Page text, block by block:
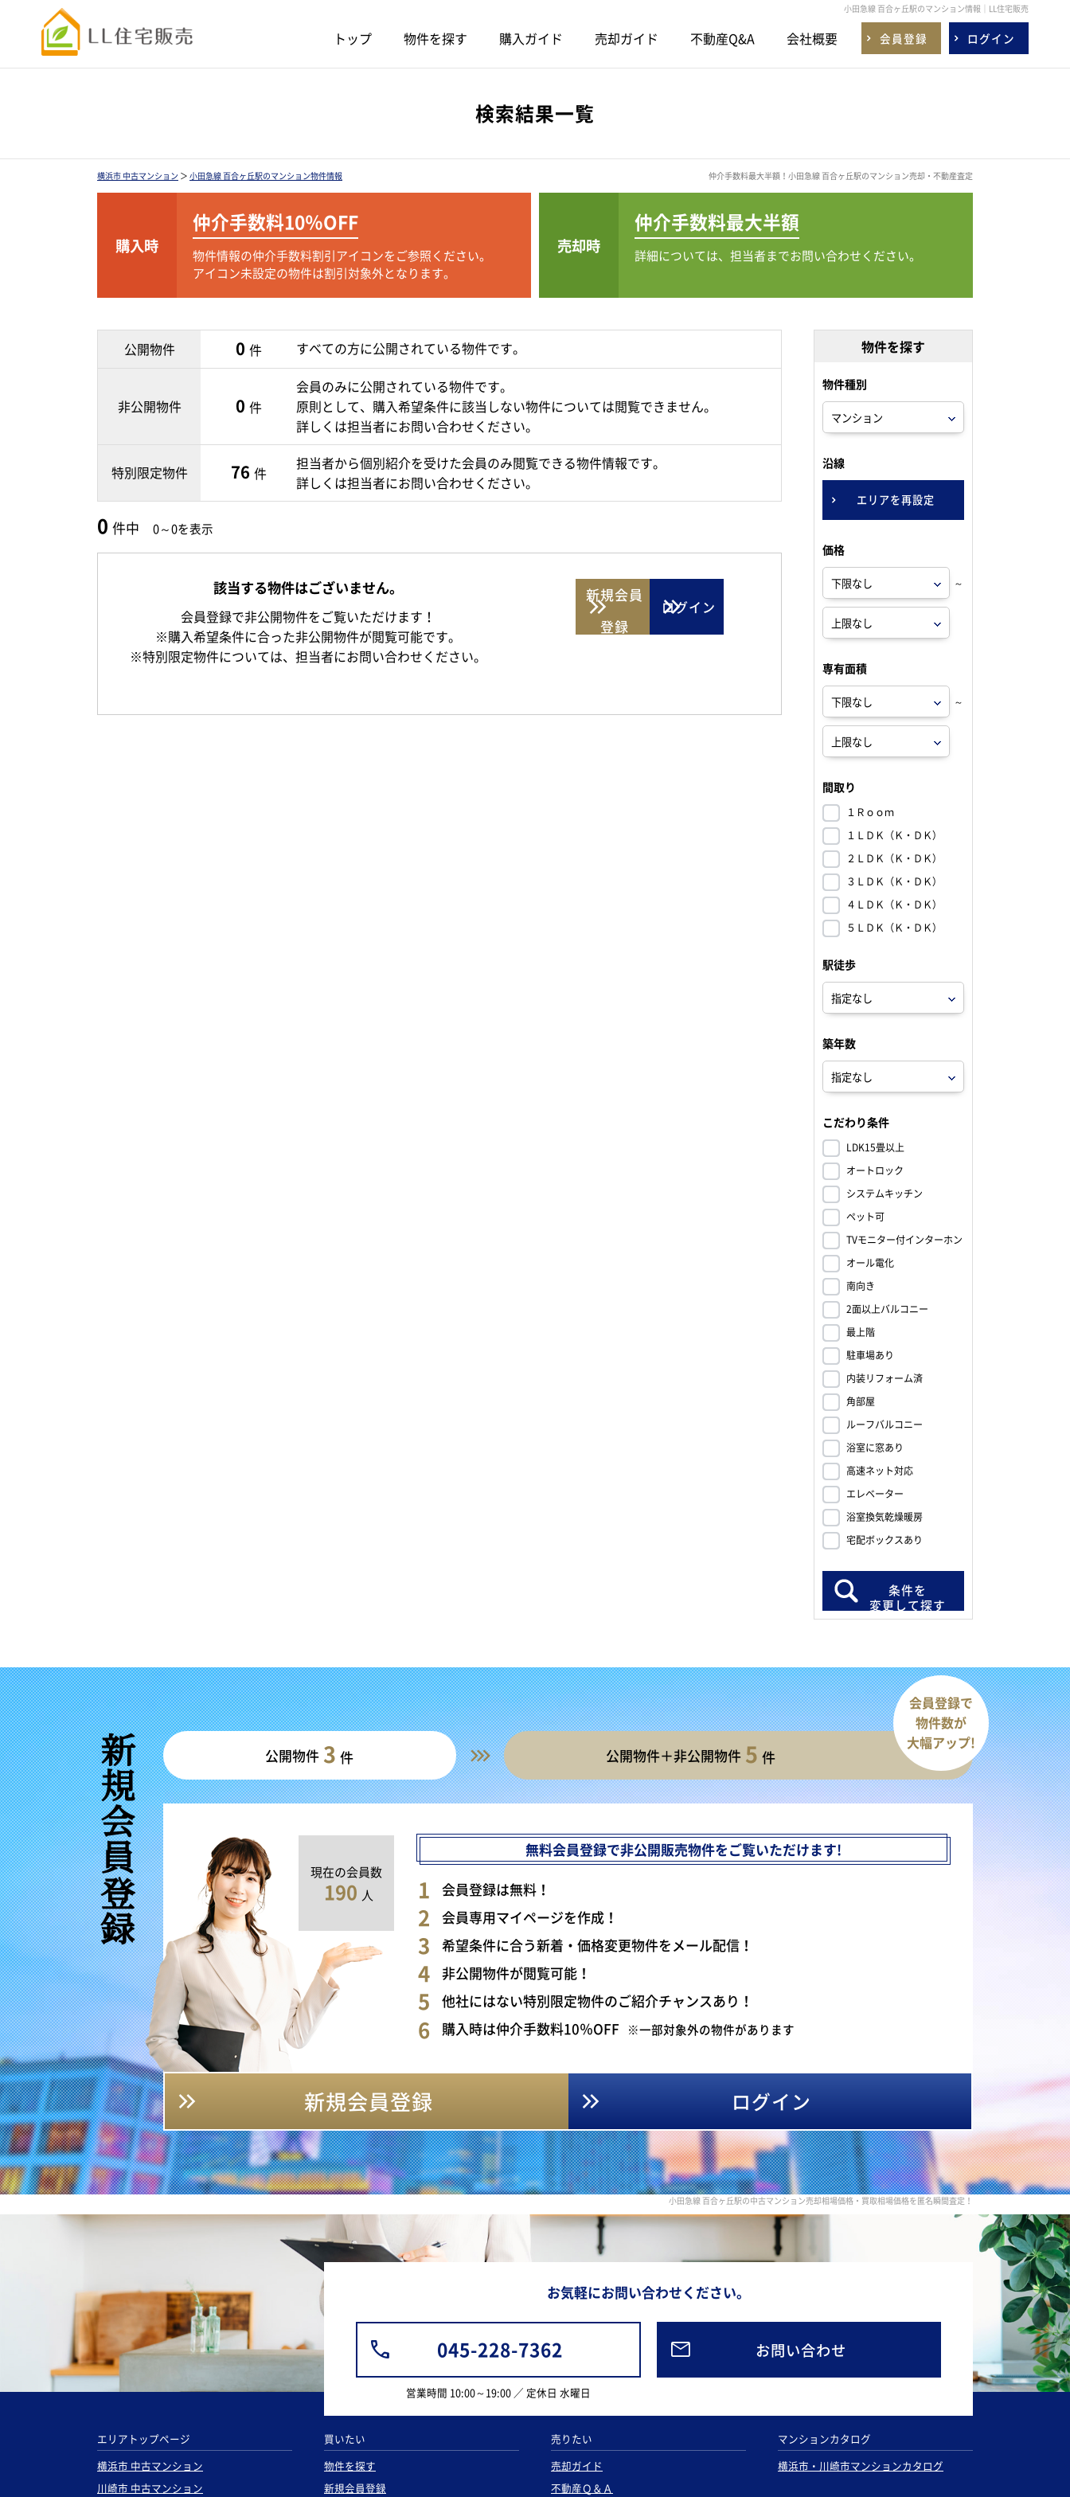
小田急線 百合ヶ丘駅のマンション情報｜LL住宅販売
トップ 物件を探す 購入ガイド 売却ガイド 不動産Q&A 会社概要 会員登録 ログイン
検索結果一覧
横浜市 中古マンション ＞ 小田急線 百合ヶ丘駅のマンション物件情報 仲介手数料最大半額！小田急線 百合ヶ丘駅のマンション売却・不動産査定
購入時
仲介手数料10％OFF
物件情報の仲介手数料割引アイコンをご参照ください。
アイコン未設定の物件は割引対象外となります。
売却時
仲介手数料最大半額
詳細については、担当者までお問い合わせください。
公開物件 0 件 すべての方に公開されている物件です。
非公開物件 0 件
会員のみに公開されている物件です。
原則として、購入希望条件に該当しない物件については閲覧できません。
詳しくは担当者にお問い合わせください。
特別限定物件 76 件
担当者から個別紹介を受けた会員のみ閲覧できる物件情報です。
詳しくは担当者にお問い合わせください。
0 件中 0～0を表示
該当する物件はございません。
会員登録で非公開物件をご覧いただけます！
※購入希望条件に合った非公開物件が閲覧可能です。
※特別限定物件については、担当者にお問い合わせください。
新規会員
登録
ログイン
物件を探す
物件種別
沿線
エリアを再設定
価格
～
専有面積
～
間取り
１Ｒｏｏｍ
１ＬＤＫ（Ｋ・ＤＫ）
２ＬＤＫ（Ｋ・ＤＫ）
３ＬＤＫ（Ｋ・ＤＫ）
４ＬＤＫ（Ｋ・ＤＫ）
５ＬＤＫ（Ｋ・ＤＫ）
駅徒歩
築年数
こだわり条件
LDK15畳以上
オートロック
システムキッチン
ペット可
TVモニター付インターホン
オール電化
南向き
2面以上バルコニー
最上階
駐車場あり
内装リフォーム済
角部屋
ルーフバルコニー
浴室に窓あり
高速ネット対応
エレベーター
浴室換気乾燥暖房
宅配ボックスあり
条件を
変更して探す
新規会員登録 公開物件 3 件 公開物件＋非公開物件 5 件
会員登録で
物件数が
大幅アップ!
現在の会員数
190 人
無料会員登録で非公開販売物件をご覧いただけます!
会員登録は無料！
会員専用マイページを作成！
希望条件に合う新着・価格変更物件をメール配信！
非公開物件が閲覧可能！
他社にはない特別限定物件のご紹介チャンスあり！
購入時は仲介手数料10％OFF ※一部対象外の物件があります
新規会員登録 ログイン
小田急線 百合ヶ丘駅の中古マンション売却相場価格・買取相場価格を匿名瞬間査定！
お気軽にお問い合わせください。
045-228-7362
営業時間 10:00～19:00 ／ 定休日 水曜日
お問い合わせ
エリアトップページ
横浜市 中古マンション
川崎市 中古マンション
買いたい
物件を探す
新規会員登録
売りたい
売却ガイド
不動産Ｑ＆Ａ
マンションカタログ
横浜市・川崎市マンションカタログ